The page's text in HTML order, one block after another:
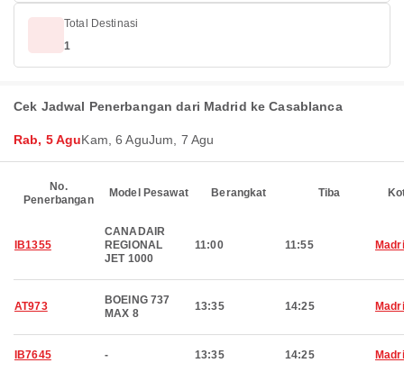
Total Destinasi
1
Cek Jadwal Penerbangan dari Madrid ke Casablanca
Rab, 5 AguKam, 6 AguJum, 7 Agu
No.
Penerbangan
Model Pesawat Berangkat Tiba
IB1355
CANADAIR
REGIONAL
JET 1000
11:00 11:55
AT973
BOEING 737
MAX 8
13:35 14:25
IB7645 - 13:35 14:25